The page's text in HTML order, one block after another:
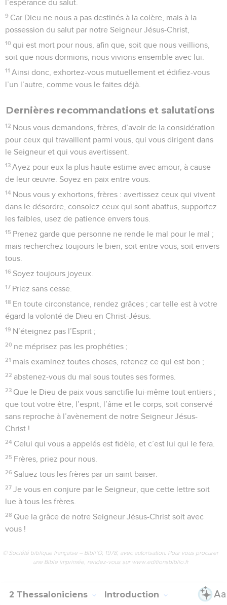
l’espérance du salut.
9 Car Dieu ne nous a pas destinés à la colère, mais à la
possession du salut par notre Seigneur Jésus-Christ,
10 qui est mort pour nous, afin que, soit que nous veillions,
soit que nous dormions, nous vivions ensemble avec lui.
11 Ainsi donc, exhortez-vous mutuellement et édifiez-vous
l’un l’autre, comme vous le faites déjà.
Dernières recommandations et salutations
12 Nous vous demandons, frères, d’avoir de la considération
pour ceux qui travaillent parmi vous, qui vous dirigent dans
le Seigneur et qui vous avertissent.
13 Ayez pour eux la plus haute estime avec amour, à cause
de leur œuvre. Soyez en paix entre vous.
14 Nous vous y exhortons, frères : avertissez ceux qui vivent
dans le désordre, consolez ceux qui sont abattus, supportez
les faibles, usez de patience envers tous.
15 Prenez garde que personne ne rende le mal pour le mal ;
mais recherchez toujours le bien, soit entre vous, soit envers
tous.
16 Soyez toujours joyeux.
17 Priez sans cesse.
18 En toute circonstance, rendez grâces ; car telle est à votre
égard la volonté de Dieu en Christ-Jésus.
19 N’éteignez pas l’Esprit ;
20 ne méprisez pas les prophéties ;
21 mais examinez toutes choses, retenez ce qui est bon ;
22 abstenez-vous du mal sous toutes ses formes.
23 Que le Dieu de paix vous sanctifie lui-même tout entiers ;
que tout votre être, l’esprit, l’âme et le corps, soit conservé
sans reproche à l’avènement de notre Seigneur Jésus-
Christ !
24 Celui qui vous a appelés est fidèle, et c’est lui qui le fera.
25 Frères, priez pour nous.
26 Saluez tous les frères par un saint baiser.
27 Je vous en conjure par le Seigneur, que cette lettre soit
lue à tous les frères.
28 Que la grâce de notre Seigneur Jésus-Christ soit avec
vous !
© Société biblique française – Bibli’O, 1978, avec autorisation. Pour vous procurer
une Bible imprimée, rendez-vous sur www.editionsbiblio.fr
2 Thessaloniciens Introduction